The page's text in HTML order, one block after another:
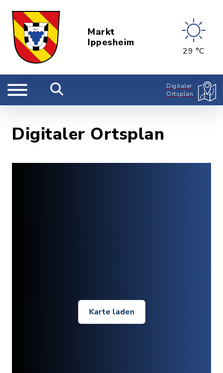
Markt
Ippesheim
29 °C
Digitaler
Ortsplan
Digitaler Ortsplan
Karte laden